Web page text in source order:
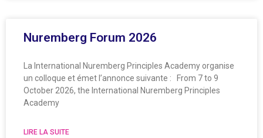
Nuremberg Forum 2026
La International Nuremberg Principles Academy organise
un colloque et émet l’annonce suivante : From 7 to 9
October 2026, the International Nuremberg Principles
Academy
LIRE LA SUITE